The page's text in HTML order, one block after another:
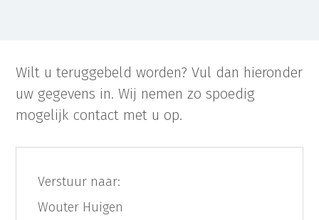
Wilt u teruggebeld worden? Vul dan hieronder
uw gegevens in. Wij nemen zo spoedig
mogelijk contact met u op.
Verstuur naar:
Wouter Huigen